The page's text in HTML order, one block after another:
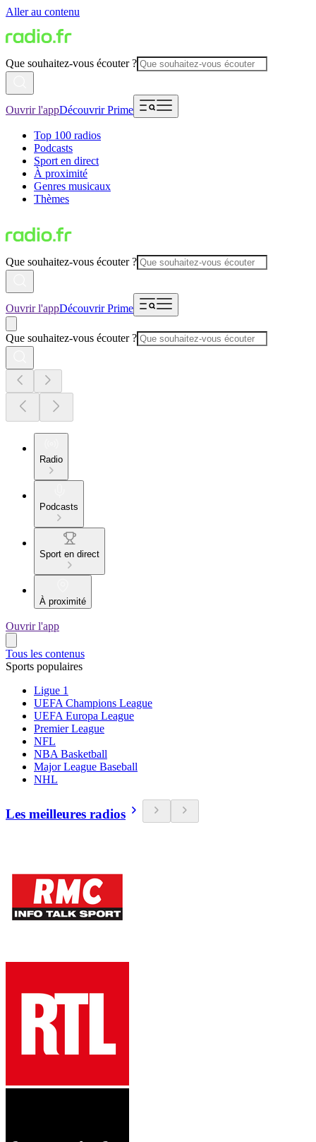
Aller au contenu
Que souhaitez-vous écouter ?
Ouvrir l'appDécouvrir Prime
Top 100 radios
Podcasts
Sport en direct
À proximité
Genres musicaux
Thèmes
Que souhaitez-vous écouter ?
Ouvrir l'appDécouvrir Prime
Que souhaitez-vous écouter ?
Radio
Podcasts
Sport en direct
À proximité
Ouvrir l'app
Tous les contenus
Sports populaires
Ligue 1
UEFA Champions League
UEFA Europa League
Premier League
NFL
NBA Basketball
Major League Baseball
NHL
Les meilleures radios